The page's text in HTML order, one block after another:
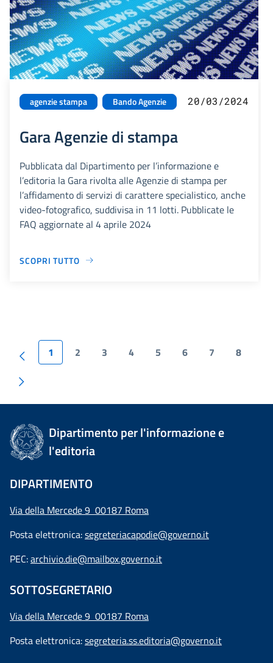
agenzie stampa Bando Agenzie 20/03/2024
Gara Agenzie di stampa
Pubblicata dal Dipartimento per l’informazione e
l’editoria la Gara rivolta alle Agenzie di stampa per
l’affidamento di servizi di carattere specialistico, anche
video-fotografico, suddivisa in 11 lotti. Pubblicate le
FAQ aggiornate al 4 aprile 2024
SCOPRI TUTTO
1 2 3 4 5 6 7 8
Dipartimento per l'informazione e
l'editoria
DIPARTIMENTO
Via della Mercede 9 00187 Roma
Posta elettronica:segreteriacapodie@governo.it
PEC:archivio.die@mailbox.governo.it
SOTTOSEGRETARIO
Via della Mercede 9 00187 Roma
Posta elettronica:segreteria.ss.editoria@governo.it